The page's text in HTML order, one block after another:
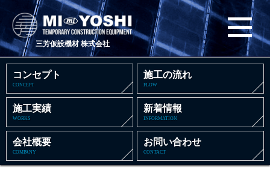
三芳仮設機材 株式会社
コンセプト
CONCEPT
施工の流れ
FLOW
施工実績
WORKS
新着情報
INFORMATION
会社概要
COMPANY
お問い合わせ
CONTACT